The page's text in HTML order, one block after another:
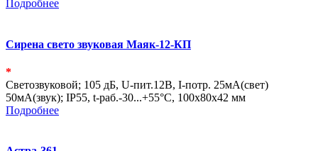
Подробнее
Сирена свето звуковая Маяк-12-КП
*
Светозвуковой; 105 дБ, U-пит.12В, I-потр. 25мА(свет)
50мА(звук); IP55, t-раб.-30...+55°С, 100х80х42 мм
Подробнее